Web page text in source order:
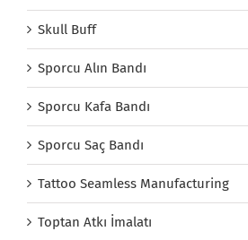
Skull Buff
Sporcu Alın Bandı
Sporcu Kafa Bandı
Sporcu Saç Bandı
Tattoo Seamless Manufacturing
Toptan Atkı İmalatı